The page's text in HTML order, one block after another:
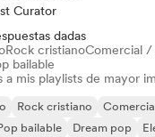
Curator
dadas
Rock cristianoComercial /
bailable
a mis playlists de mayor
Rock cristiano
bailable Dream pop